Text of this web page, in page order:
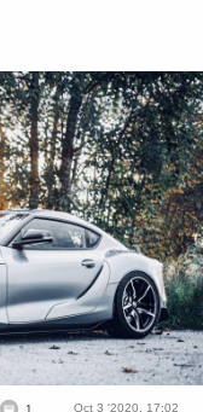
Oct 3 '2020, 17:02
1